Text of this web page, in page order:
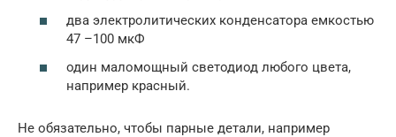
два электролитических конденсатора емкостью
47 –100 мкФ
один маломощный светодиод любого цвета,
например красный.
Не обязательно, чтобы парные детали, например